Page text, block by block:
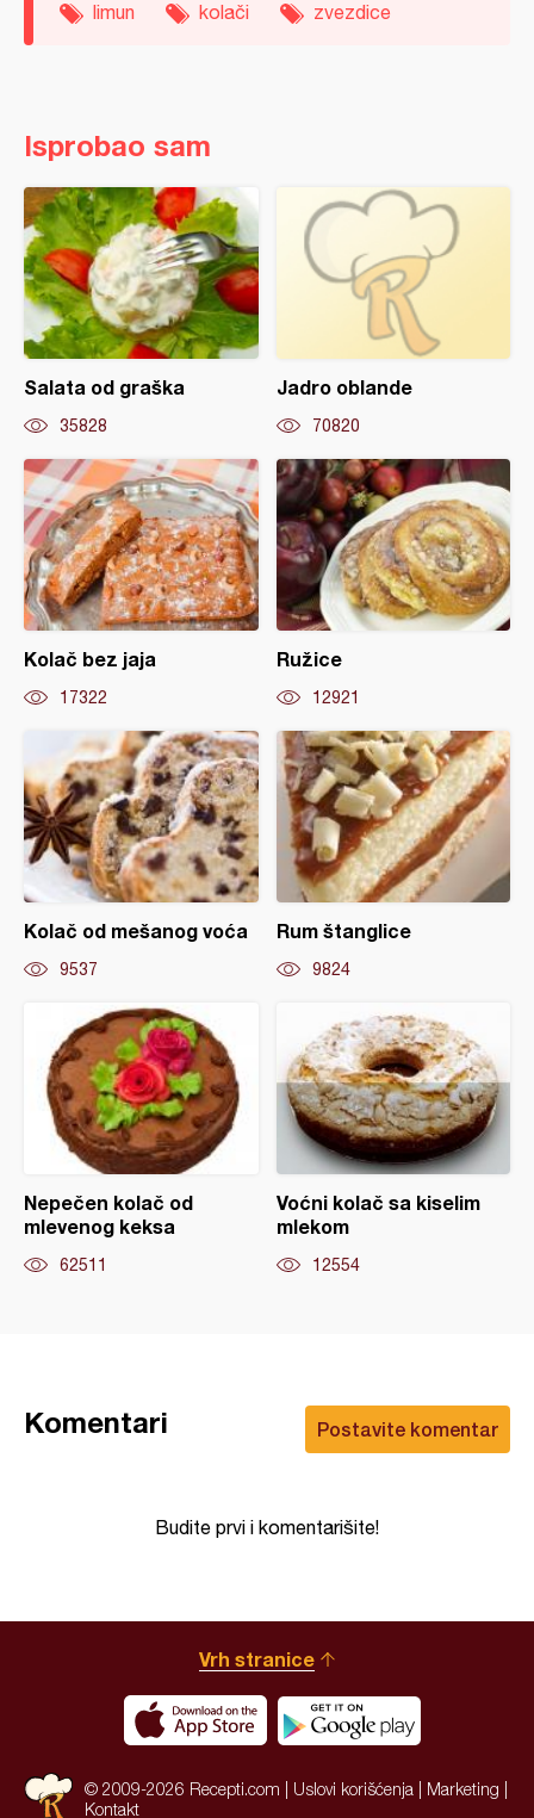
limun kolači zvezdice
Isprobao sam
Salata od graška
35828
Jadro oblande
70820
Kolač bez jaja
17322
Ružice
12921
Kolač od mešanog voća
9537
Rum štanglice
9824
Nepečen kolač od
mlevenog keksa
62511
Voćni kolač sa kiselim
mlekom
12554
Postavite komentar
Komentari
Budite prvi i komentarišite!
Vrh stranice
© 2009-2026 Recepti.com | Uslovi korišćenja Marketing
Kontakt